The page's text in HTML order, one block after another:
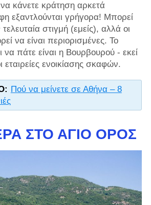
κάνετε κράτηση αρκετά
εξαντλούνται γρήγορα! Μπορεί
στιγμή (εμείς), αλλά οι
να είναι περιορισμένες. Το
πάτε είναι η Βουρβουρού - εκεί
εταιρείες ενοικίασης σκαφών.
Πού να μείνετε σε Αθήνα – 8
ΣΤΟ ΆΓΙΟ ΌΡΟΣ